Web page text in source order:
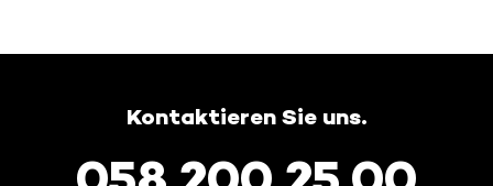
Kontaktieren Sie uns.